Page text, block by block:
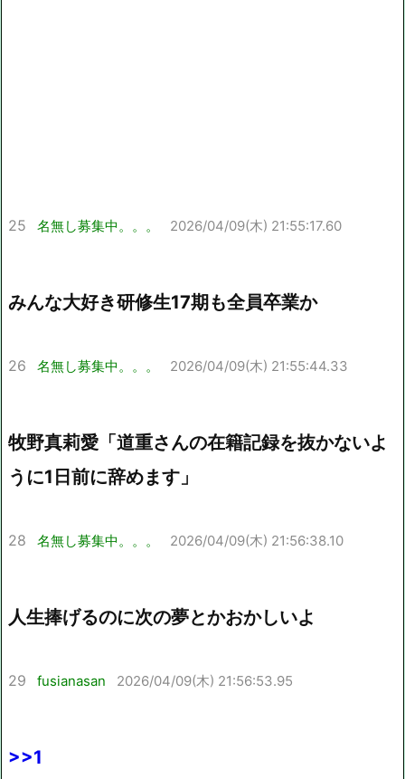
25 名無し募集中。。。 2026/04/09(木) 21:55:17.60
みんな大好き研修生17期も全員卒業か
26 名無し募集中。。。 2026/04/09(木) 21:55:44.33
牧野真莉愛「道重さんの在籍記録を抜かないよ
うに1日前に辞めます」
28 名無し募集中。。。 2026/04/09(木) 21:56:38.10
人生捧げるのに次の夢とかおかしいよ
29 fusianasan 2026/04/09(木) 21:56:53.95
>>1